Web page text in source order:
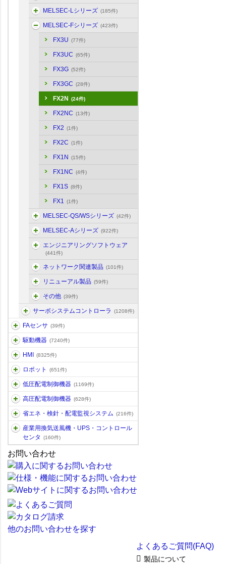
MELSEC-Lシリーズ (185件)
MELSEC-Fシリーズ (423件)
FX3U (77件)
FX3UC (65件)
FX3G (52件)
FX3GC (28件)
FX2N (24件)
FX2NC (13件)
FX2 (1件)
FX2C (1件)
FX1N (15件)
FX1NC (4件)
FX1S (8件)
FX1 (1件)
MELSEC-QS/WSシリーズ (42件)
MELSEC-Aシリーズ (922件)
エンジニアリングソフトウェア
(441件)
ネットワーク関連製品 (101件)
リニューアル製品 (59件)
その他 (39件)
サーボシステムコントローラ (1208件)
FAセンサ (39件)
駆動機器 (7240件)
HMI (8325件)
ロボット (651件)
低圧配電制御機器 (1169件)
高圧配電制御機器 (628件)
省エネ・検針・配電監視システム (216件)
産業用換気送風機・UPS・コントロール
センタ
(160件)
お問い合わせ
他のお問い合わせを探す
よくあるご質問(FAQ)
製品について